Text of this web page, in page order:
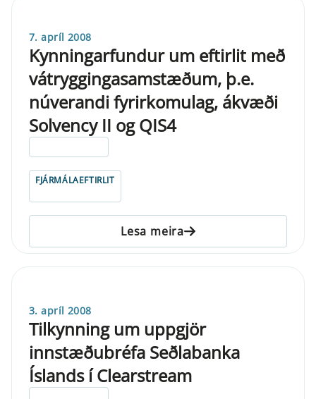
7. apríl 2008
Kynningarfundur um eftirlit með
vátryggingasamstæðum, þ.e.
núverandi fyrirkomulag, ákvæði
Solvency II og QIS4
FJÁRMÁLAEFTIRLIT
Lesa meira
3. apríl 2008
Tilkynning um uppgjör
innstæðubréfa Seðlabanka
Íslands í Clearstream